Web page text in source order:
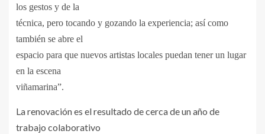
los gestos y de la
técnica, pero tocando y gozando la experiencia; así como
también se abre el
espacio para que nuevos artistas locales puedan tener un lugar
en la escena
viñamarina”.
La renovación es el resultado de cerca de un año de
trabajo colaborativo